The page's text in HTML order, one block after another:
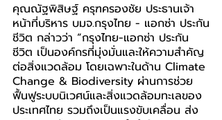
คุณณัฐพิสิษฐ์ ครุฑครองชัย ประธานเจ้า
หน้าที่บริหาร บมจ.กรุงไทย - แอกซ่า ประกัน
ชีวิต กล่าวว่า “กรุงไทย-แอกซ่า ประกัน
ชีวิต เป็นองค์กรที่มุ่งมั่นและให้ความสำคัญ
ต่อสิ่งแวดล้อม โดยเฉพาะในด้าน Climate
Change & Biodiversity ผ่านการช่วย
ฟื้นฟูระบบนิเวศน์และสิ่งแวดล้อมทะเลของ
ประเทศไทย รวมถึงเป็นแรงขับเคลื่อน ส่ง